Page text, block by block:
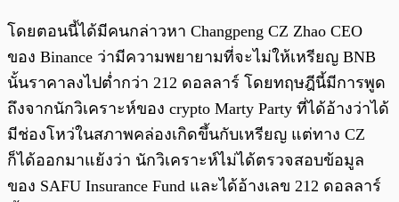
โดยตอนนี้ได้มีคนกล่าวหา Changpeng CZ Zhao CEO
ของ Binance ว่ามีความพยายามที่จะไม่ให้เหรียญ BNB
นั้นราคาลงไปต่ำกว่า 212 ดอลลาร์ โดยทฤษฎีนี้มีการพูด
ถึงจากนักวิเคราะห์ของ crypto Marty Party ที่ได้อ้างว่าได้
มีช่องโหว่ในสภาพคล่องเกิดขึ้นกับเหรียญ แต่ทาง CZ
ก็ได้ออกมาแย้งว่า นักวิเคราะห์ไม่ได้ตรวจสอบข้อมูล
ของ SAFU Insurance Fund และได้อ้างเลข 212 ดอลลาร์